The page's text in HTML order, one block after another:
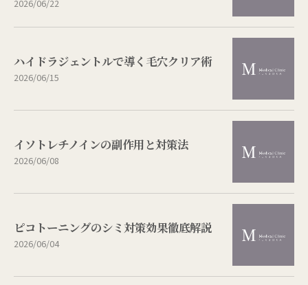
2026/06/22
ハイドラジェントルで導く毛穴クリア術
2026/06/15
イソトレチノインの副作用と対策法
2026/06/08
ピコトーニングのシミ対策効果徹底解説
2026/06/04